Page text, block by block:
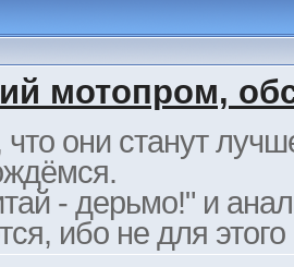
мотопром,
они станут
- дерьмо!" и
ибо не для